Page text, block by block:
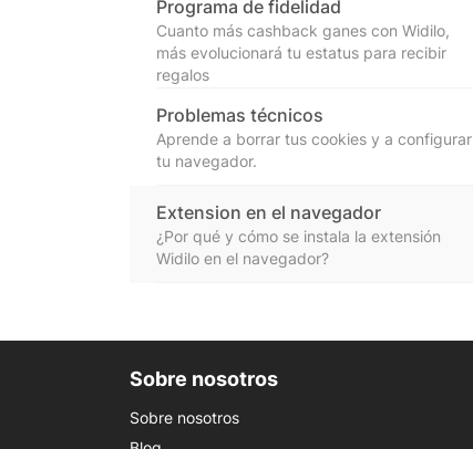
Programa de fidelidad
Cuanto más cashback ganes con Widilo,
más evolucionará tu estatus para recibir
regalos
Problemas técnicos
Aprende a borrar tus cookies y a configurar
tu navegador.
Extension en el navegador
¿Por qué y cómo se instala la extensión
Widilo en el navegador?
Sobre nosotros
Sobre nosotros